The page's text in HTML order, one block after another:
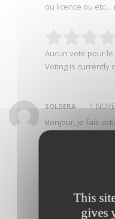
ou licence ou etc…
Aucun vote pour
Voting is currently
SOLDERA 1
Bonjour, je fais
avéré que je suis
j’aimerais donc
bts ainsi que les
Coridalement,
This
gives